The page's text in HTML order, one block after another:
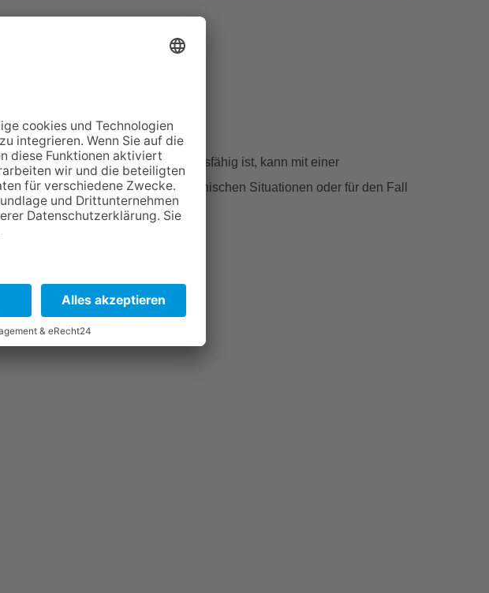
älter als 18 Jahre und einwilligungsfähig ist, kann mit einer
in bestimmten medizinischen Situationen oder für den Fall